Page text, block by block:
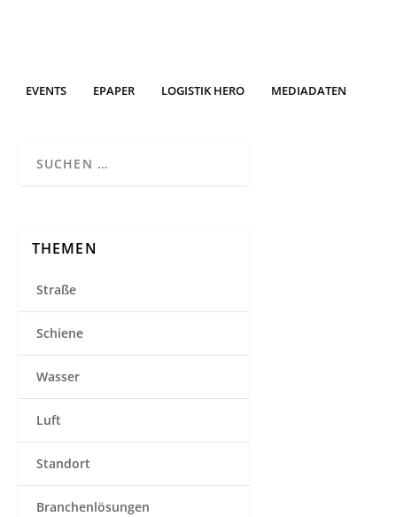
EVENTS EPAPER LOGISTIK HERO MEDIADATEN
THEMEN
Straße
Schiene
Wasser
Luft
Standort
Branchenlösungen